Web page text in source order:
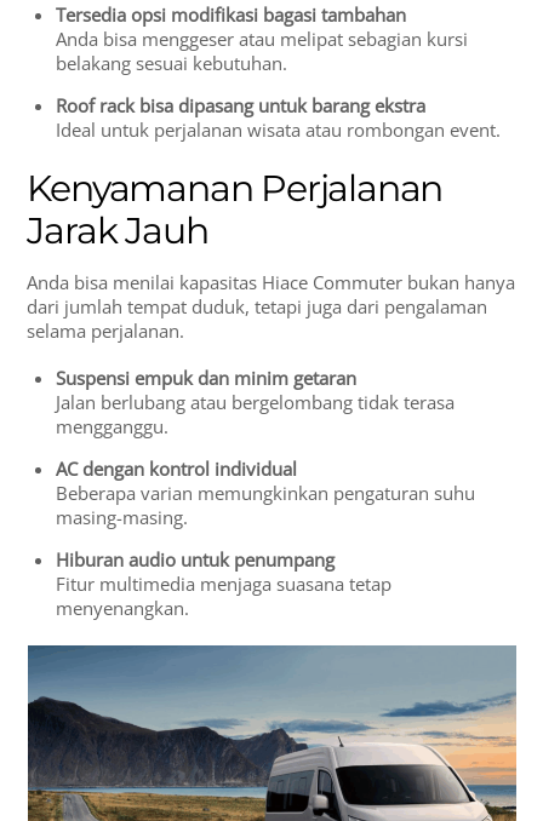
Tersedia opsi modifikasi bagasi tambahan
Anda bisa menggeser atau melipat sebagian kursi
belakang sesuai kebutuhan.
Roof rack bisa dipasang untuk barang ekstra
Ideal untuk perjalanan wisata atau rombongan event.
Kenyamanan Perjalanan
Jarak Jauh
Anda bisa menilai kapasitas Hiace Commuter bukan hanya
dari jumlah tempat duduk, tetapi juga dari pengalaman
selama perjalanan.
Suspensi empuk dan minim getaran
Jalan berlubang atau bergelombang tidak terasa
mengganggu.
AC dengan kontrol individual
Beberapa varian memungkinkan pengaturan suhu
masing-masing.
Hiburan audio untuk penumpang
Fitur multimedia menjaga suasana tetap
menyenangkan.